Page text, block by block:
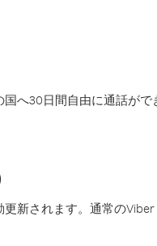
へ30日間自由に通話が
新されます。通常の